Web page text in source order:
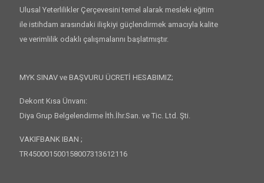
Ulusal Yeterlilikler Çerçevesini temel alarak mesleki eğitim
ile istihdam arasındaki ilişkiyi güçlendirmek amacıyla kalite
ve verimlilik odaklı çalışmalarını başlatmıştır.
MYK SINAV ve BAŞVURU ÜCRETİ HESABIMIZ;
Dekont Kısa Ünvanı:
Diya Grup Belgelendirme İth.İhr.San. ve Tic. Ltd. Şti.
VAKIFBANK IBAN ;
TR450001500158007313612116